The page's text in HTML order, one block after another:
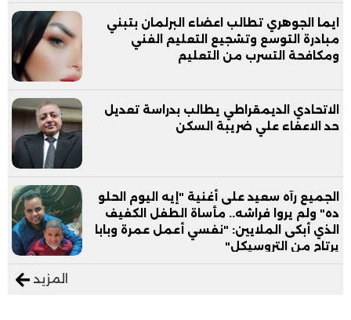
ايما الجوهري تطالب اعضاء البرلمان بتبني
مبادرة التوسع وتشجيع التعليم الفني
ومكافحة التسرب من التعليم
الاتحادي الديمقراطي يطالب بدراسة تعديل
حد الاعفاء علي ضريبة السكن
الجميع رآه سعيد على أغنية "إيه اليوم الحلو
ده" ولم يروا فراشه.. مأساة الطفل الكفيف
الذي أبكى الملايين: "نفسي أعمل عمرة وبابا
يرتاح من التروسيكل"
المزيد